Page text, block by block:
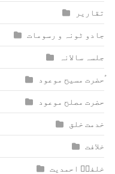
تقاریر
جادو ٹونہ و رسومات
جلسہ سالانہ
ٰؑحضرت مسیح موعود
حضرت مصلح موعود
خدمت خلق
خلافت
خلفاؑ احمدیت